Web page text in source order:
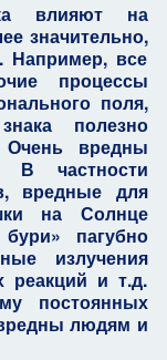
влияют на
значительно,
Например, все
процессы
поля,
полезно
Очень вредны
В частности
вредные для
на Солнце
пагубно
излучения
реакций и т.д.
постоянных
людям и